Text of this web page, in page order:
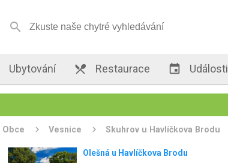

Ubytování  Restaurace  Události
Obce Vesnice Skuhrov u Havlíčkova Brodu
Olešná u Havlíčkova Brodu